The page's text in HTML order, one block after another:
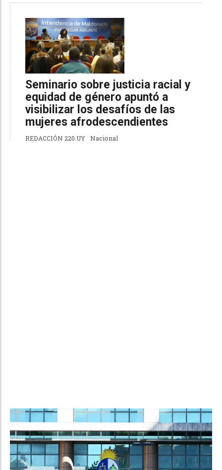
Seminario sobre justicia racial y
equidad de género apuntó a
visibilizar los desafíos de las
mujeres afrodescendientes
REDACCIÓN 220.UY Nacional